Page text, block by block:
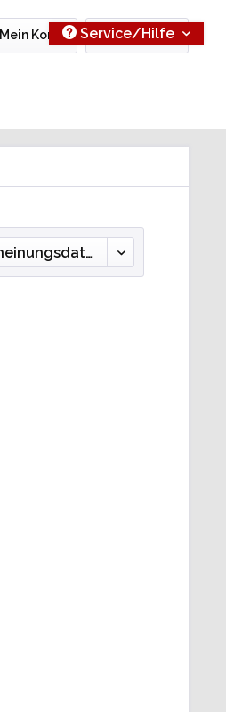
Service/Hilfe
Mein Konto 0,00 € *